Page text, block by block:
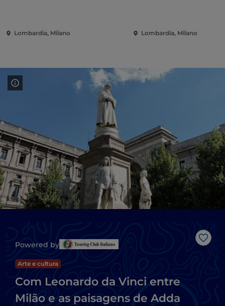
Lombardia, Milano Lombardia, Milano
Powered by
Arte e cultura
Com Leonardo da Vinci entre
Milão e as paisagens de Adda